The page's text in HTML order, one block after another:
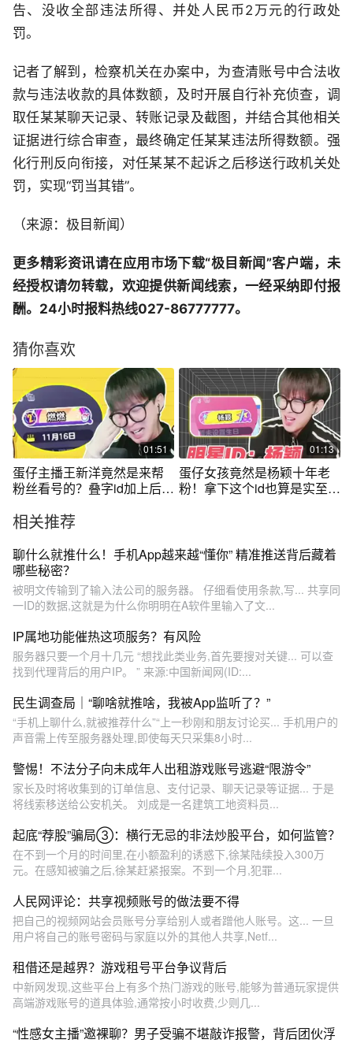
告、没收全部违法所得、并处人民币2万元的行政处
罚。
记者了解到，检察机关在办案中，为查清账号中合法收
款与违法收款的具体数额，及时开展自行补充侦查，调
取任某某聊天记录、转账记录及截图，并结合其他相关
证据进行综合审查，最终确定任某某违法所得数额。强
化行刑反向衔接，对任某某不起诉之后移送行政机关处
罚，实现“罚当其错”。
（来源：极目新闻）
更多精彩资讯请在应用市场下载“极目新闻”客户端，未
经授权请勿转载，欢迎提供新闻线索，一经采纳即付报
酬。24小时报料热线027-86777777。
猜你喜欢
01:51
蛋仔主播王新洋竟然是来帮
粉丝看号的？叠字id加上后赛
怎么样！#蛋仔 #eggy爱挤 #
咔咔我的小啾啾 #氪金兽 #蛋
仔派对
01:13
蛋仔女孩竟然是杨颖十年老
粉！拿下这个id也算是实至名
#蛋仔派对
相关推荐
聊什么就推什么！手机App越来越“懂你” 精准推送背后藏着
哪些秘密？
被明文传输到了输入法公司的服务器。 仔细看使用条款,写... 共享同
一ID的数据,这就是为什么你明明在A软件里输入了文...
IP属地功能催热这项服务？有风险
服务器只要一个月十几元 “想找此类业务,首先要搜对关键... 可以查
找到代理背后的用户IP。 ” 来源:中国新闻网(ID:...
民生调查局｜“聊啥就推啥，我被App监听了？”
“手机上聊什么,就被推荐什么”“上一秒刚和朋友讨论买... 手机用户的
声音需上传至服务器处理,即使每天只采集8小时...
警惕！不法分子向未成年人出租游戏账号逃避“限游令”
家长及时将收集到的订单信息、支付记录、聊天记录等证据... 于是
将线索移送给公安机关。 刘成是一名建筑工地资料员...
起底“荐股”骗局③：横行无忌的非法炒股平台，如何监管？
在不到一个月的时间里,在小额盈利的诱惑下,徐某陆续投入300万
元。在感知被骗之后,徐某赶紧报案。不到一个月,犯罪...
人民网评论：共享视频账号的做法要不得
把自己的视频网站会员账号分享给别人或者蹭他人账号。这... 一旦
用户将自己的账号密码与家庭以外的其他人共享,Netf...
租借还是越界？游戏租号平台争议背后
中新网发现,这些平台上有多个热门游戏的账号,能够为普通玩家提供
高端游戏账号的道具体验,通常按小时收费,少则几...
“性感女主播”邀裸聊？男子受骗不堪敲诈报警，背后团伙浮